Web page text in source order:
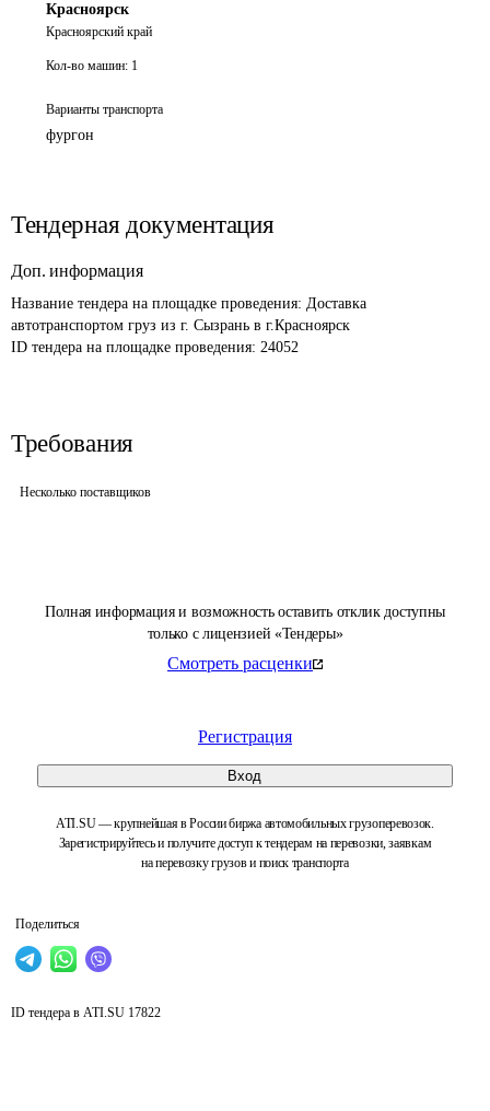
Полная информация и возможность оставить отклик доступны
только с лицензией «Тендеры»
Смотреть расценки
Регистрация
Вход
ATI.SU — крупнейшая в России биржа автомобильных грузоперевозок.
Зарегистрируйтесь и получите доступ к тендерам на перевозки, заявкам
на перевозку грузов и поиск транспорта
Поделиться
Красноярск
Красноярский край
Кол-во машин: 1
Варианты транспорта
фургон
Тендерная документация
Доп. информация
Название тендера на площадке проведения: Доставка
автотранспортом груз из г. Сызрань в г.Красноярск
ID тендера на площадке проведения: 24052
Требования
Несколько поставщиков
ID тендера в ATI.SU 17822